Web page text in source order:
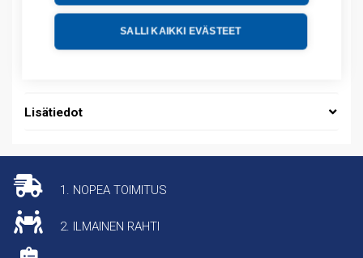
SALLI KAIKKI EVÄSTEET
Tuotekoodit
Tilauskoodi: XCSF85B
Lisätiedot
1. NOPEA TOIMITUS
2. ILMAINEN RAHTI